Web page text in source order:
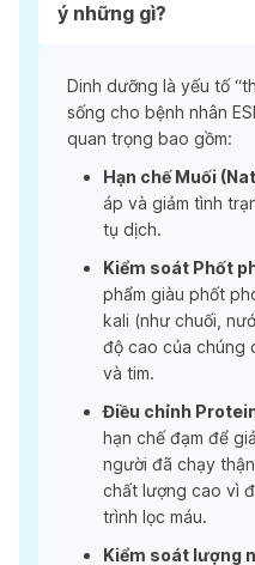
ý những gì?
Dinh dưỡng là yếu tố
sống cho bệnh nhân
quan trọng bao gồm:
Hạn chế Muối
áp và giảm tình
tụ dịch.
Kiểm soát Phốt
phẩm giàu phốt
kali (như chuối,
độ cao của chúng
và tim.
Điều chỉnh
hạn chế đạm để
người đã chạy
chất lượng cao vì
trình lọc máu.
Kiểm soát lượng